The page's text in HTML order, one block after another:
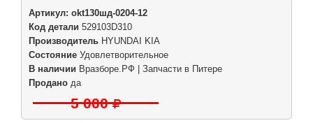
Артикул: okt130шд-0204-12
Код детали 529103D310
Производитель HYUNDAI KIA
Состояние Удовлетворительное
В наличии Вразборе.РФ | Запчасти в Питере
Продано да
5 000